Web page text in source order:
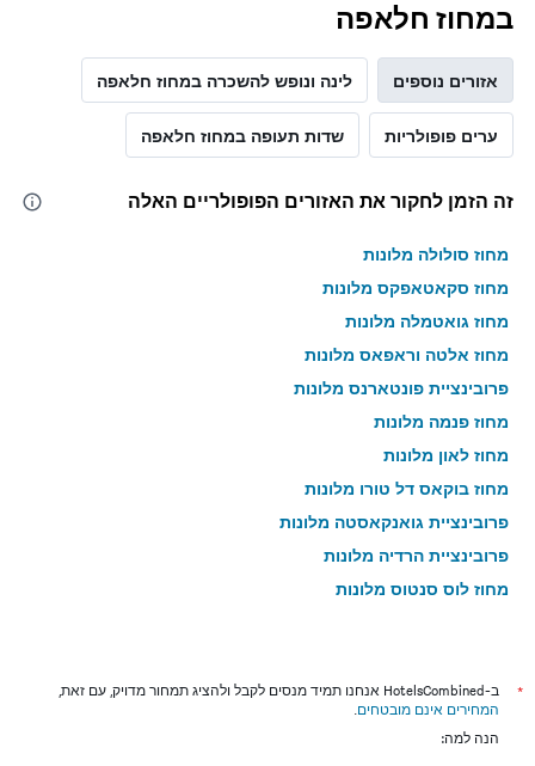
במחוז חלאפה
אזורים נוספים לינה ונופש להשכרה במחוז חלאפה
ערים פופולריות שדות תעופה במחוז חלאפה
זה הזמן לחקור את האזורים הפופולריים האלה
מחוז סולולה מלונות
מחוז סקאטאפקס מלונות
מחוז גואטמלה מלונות
מחוז אלטה וראפאס מלונות
פרובינציית פונטארנס מלונות
מחוז פנמה מלונות
מחוז לאון מלונות
מחוז בוקאס דל טורו מלונות
פרובינציית גואנקאסטה מלונות
פרובינציית הרדיה מלונות
מחוז לוס סנטוס מלונות
*
ב-HotelsCombined אנחנו תמיד מנסים לקבל ולהציג תמחור מדויק, עם זאת,
המחירים אינם מובטחים.
הנה למה: